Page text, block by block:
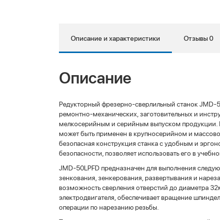
Описание и характеристики Отзывы 0
Описание
Редукторный фрезерно-сверлильный станок JMD-
ремонтно-механических, заготовительных и
мелкосерийным и серийным выпуском продукции.
может быть применен в крупносерийном и
безопасная конструкция станка с удобным и
безопасности, позволяет использовать его в
JMD-50LPFD предназначен для выполнения
зенкования, зенкерования, развертывания и
возможность сверления отверстий до диаметра
электродвигателя, обеспечивает вращение
операции по нарезанию резьбы.